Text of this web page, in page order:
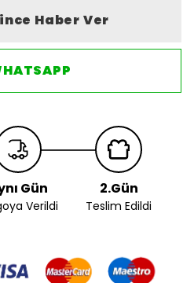
Haber Ver
Gün
Verildi
2.Gün
Teslim Edildi